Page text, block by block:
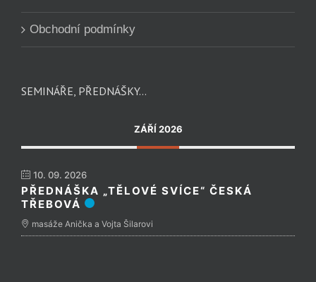
Obchodní podmínky
SEMINÁŘE, PŘEDNÁŠKY…
ZÁŘÍ 2026
10. 09. 2026
PŘEDNÁŠKA „TĚLOVÉ SVÍCE“ ČESKÁ
TŘEBOVÁ
masáže Anička a Vojta Šilarovi